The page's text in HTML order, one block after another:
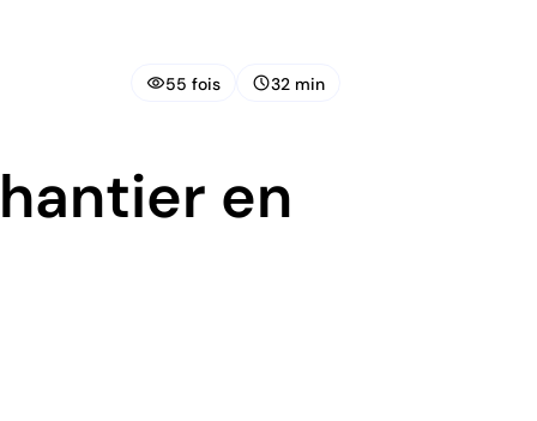
visibility55 fois schedule32 min
en